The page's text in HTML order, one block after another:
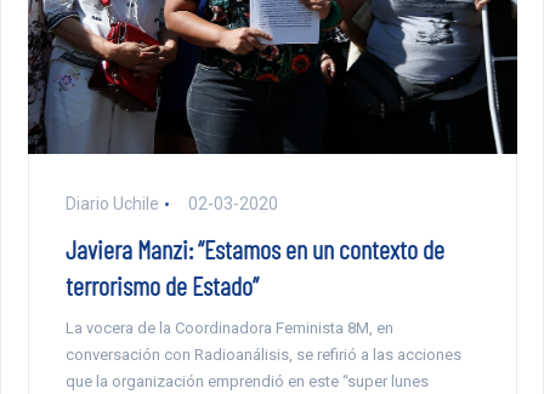
Diario Uchile 02-03-2020
Javiera Manzi: “Estamos en un contexto de
terrorismo de Estado”
La vocera de la Coordinadora Feminista 8M, en
conversación con Radioanálisis, se refirió a las acciones
que la organización emprendió en este “super lunes